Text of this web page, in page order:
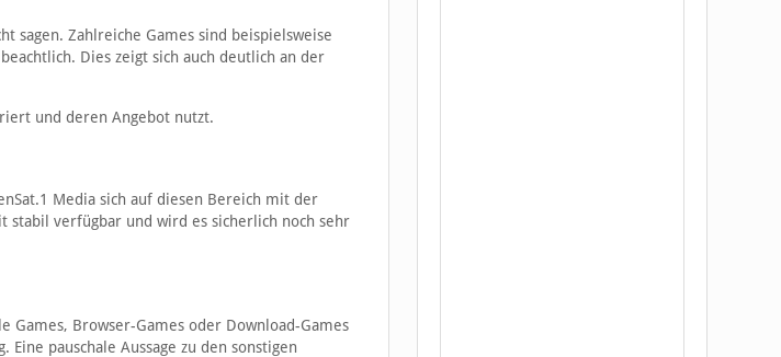
sagen. Zahlreiche Games sind beispielsweise
Dies zeigt sich auch deutlich an der
und deren Angebot nutzt.
Media sich auf diesen Bereich mit der
stabil verfügbar und wird es sicherlich noch sehr
Games, Browser-Games oder Download-Games
pauschale Aussage zu den sonstigen